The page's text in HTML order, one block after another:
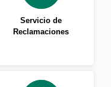
Servicio de
Reclamaciones